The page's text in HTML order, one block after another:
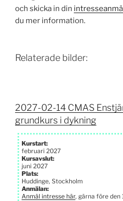
och skicka in din
du mer information.
Relaterade bilder:
2027-02-14 CMAS
grundkurs i dykning
Kurstart:
februari 2027
Kursavslut:
juni 2027
Plats:
Huddinge, Stockholm
Anmälan:
Anmäl intresse här, gärna före den